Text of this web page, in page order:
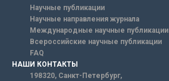
Научные публикации
Научные направления журнала
Международные научные публикации
Всероссийские научные публикации
FAQ
НАШИ КОНТАКТЫ
198320, Санкт-Петербург,